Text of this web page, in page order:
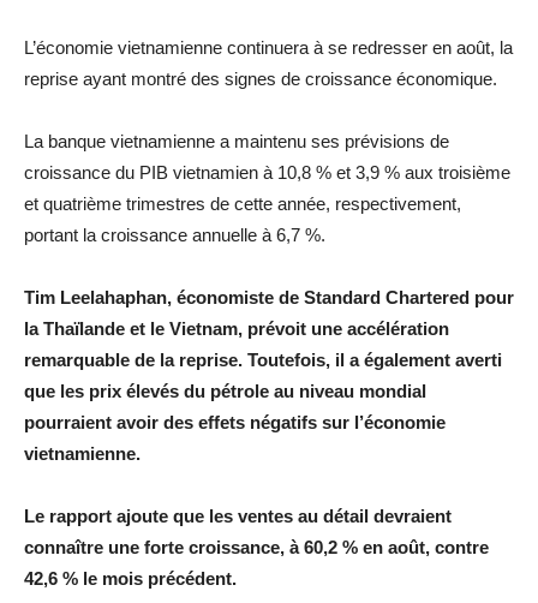
L’économie vietnamienne continuera à se redresser en août, la
reprise ayant montré des signes de croissance économique.
La banque vietnamienne a maintenu ses prévisions de
croissance du PIB vietnamien à 10,8 % et 3,9 % aux troisième
et quatrième trimestres de cette année, respectivement,
portant la croissance annuelle à 6,7 %.
Tim Leelahaphan, économiste de Standard Chartered pour
la Thaïlande et le Vietnam, prévoit une accélération
remarquable de la reprise. Toutefois, il a également averti
que les prix élevés du pétrole au niveau mondial
pourraient avoir des effets négatifs sur l’économie
vietnamienne.
Le rapport ajoute que les ventes au détail devraient
connaître une forte croissance, à 60,2 % en août, contre
42,6 % le mois précédent.